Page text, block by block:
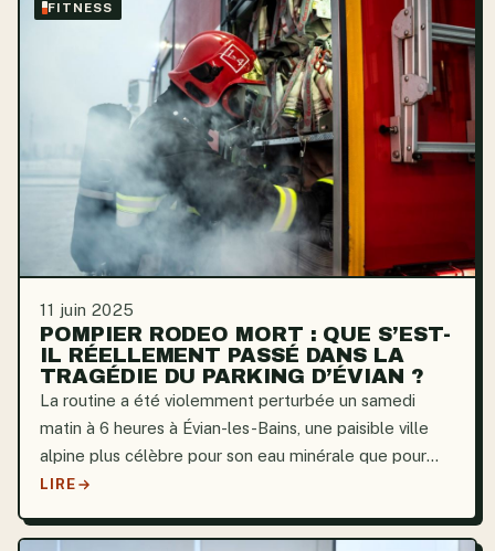
FITNESS
11 juin 2025
POMPIER RODEO MORT : QUE S’EST-
IL RÉELLEMENT PASSÉ DANS LA
TRAGÉDIE DU PARKING D’ÉVIAN ?
La routine a été violemment perturbée un samedi
matin à 6 heures à Évian-les-Bains, une paisible ville
alpine plus célèbre pour son eau minérale que pour
ses tensions urbaines. Des crissements de pneus et
pompiers...
LIRE